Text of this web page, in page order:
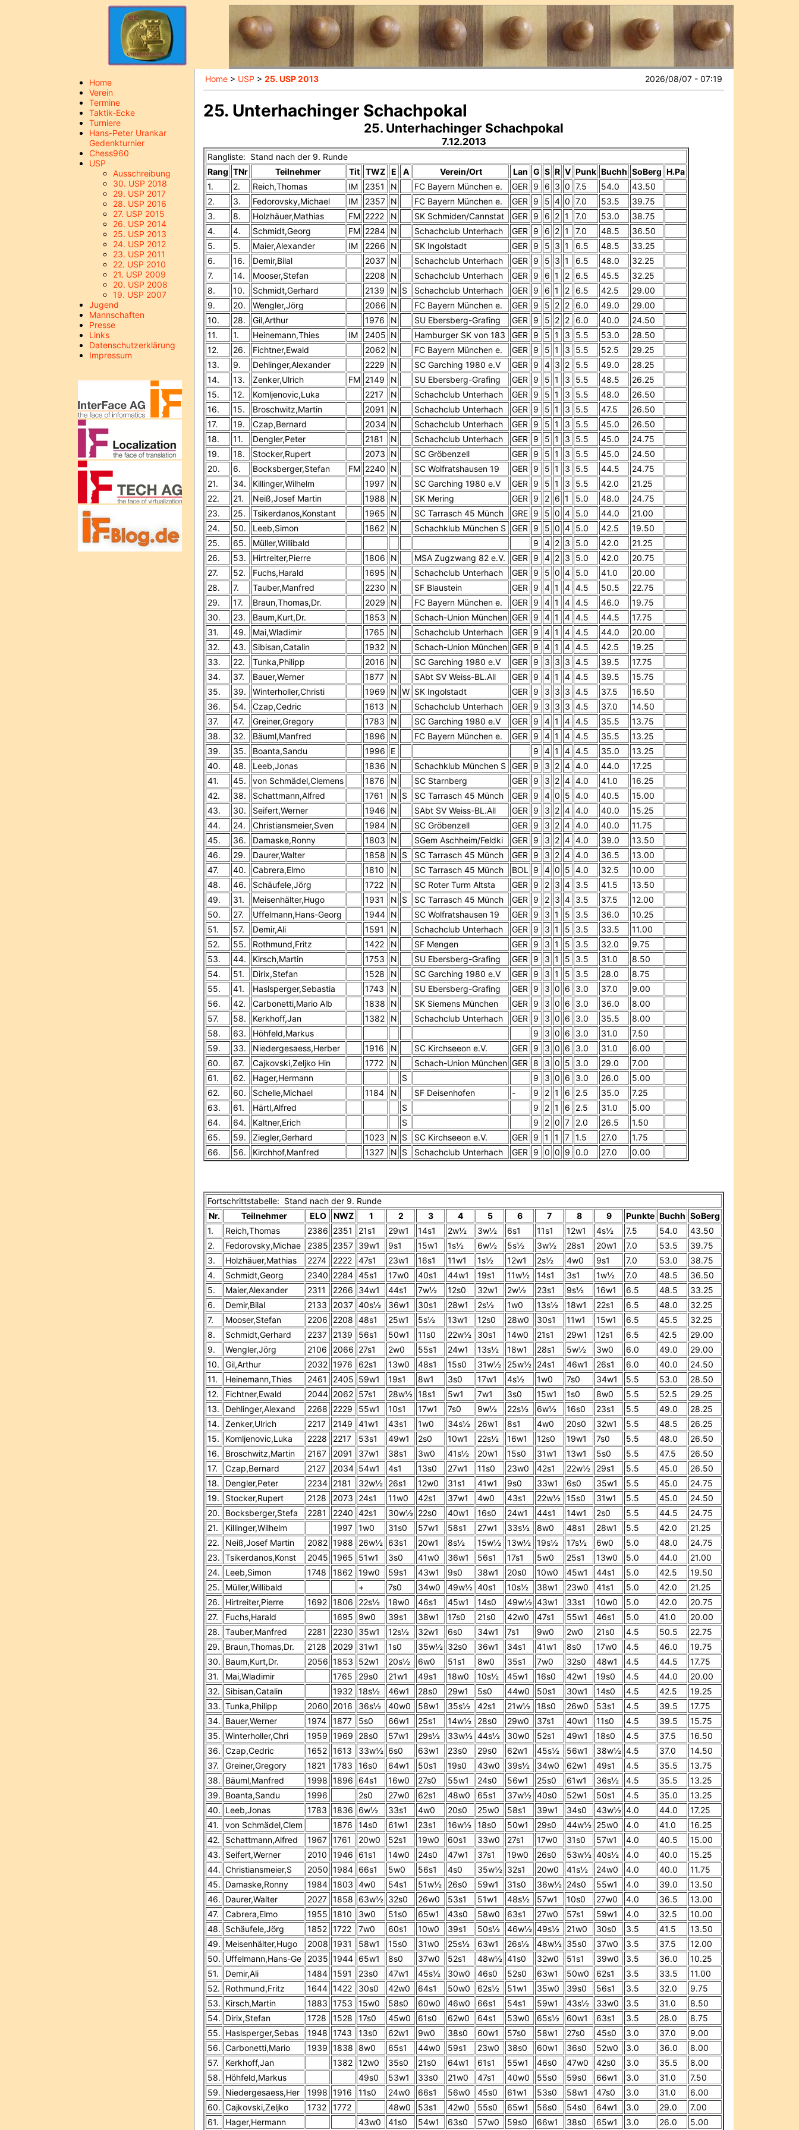
Home
Verein
Termine
Taktik-Ecke
Turniere
Hans-Peter Urankar
Gedenkturnier
Chess960
USP
Ausschreibung
30. USP 2018
29. USP 2017
28. USP 2016
27. USP 2015
26. USP 2014
25. USP 2013
24. USP 2012
23. USP 2011
22. USP 2010
21. USP 2009
20. USP 2008
19. USP 2007
Jugend
Mannschaften
Presse
Links
Datenschutzerklärung
Impressum
Home > USP > 25. USP 2013 2026/08/07 - 07:19
25. Unterhachinger Schachpokal
25. Unterhachinger Schachpokal
7.12.2013
Rangliste: Stand nach der 9. Runde
Rang TNr Teilnehmer Tit TWZ E A Verein/Ort Lan G S R V Punk Buchh SoBerg H.Pa
1.
2. Reich,Thomas IM 2351 N FC Bayern München e. GER 9 6 3 0 7.5 54.0
43.50
2.
3. Fedorovsky,Michael IM 2357 N FC Bayern München e. GER 9 5 4 0 7.0 53.5
39.75
3.
8. Holzhäuer,Mathias FM 2222 N SK Schmiden/Cannstat GER 9 6 2 1 7.0 53.0
38.75
4.
4. Schmidt,Georg FM 2284 N Schachclub Unterhach GER 9 6 2 1 7.0 48.5
36.50
5.
5. Maier,Alexander IM 2266 N SK Ingolstadt GER 9 5 3 1 6.5 48.5
33.25
6.
16. Demir,Bilal 2037 N Schachclub Unterhach GER 9 5 3 1 6.5 48.0
32.25
7.
14. Mooser,Stefan 2208 N Schachclub Unterhach GER 9 6 1 2 6.5 45.5
32.25
8.
10. Schmidt,Gerhard 2139 N S Schachclub Unterhach GER 9 6 1 2 6.5 42.5
29.00
9.
20. Wengler,Jörg 2066 N FC Bayern München e. GER 9 5 2 2 6.0 49.0
29.00
10.
28. Gil,Arthur 1976 N SU Ebersberg-Grafing GER 9 5 2 2 6.0 40.0
24.50
11.
1. Heinemann,Thies IM 2405 N Hamburger SK von 183 GER 9 5 1 3 5.5 53.0
28.50
12.
26. Fichtner,Ewald 2062 N FC Bayern München e. GER 9 5 1 3 5.5 52.5
29.25
13.
9. Dehlinger,Alexander 2229 N SC Garching 1980 e.V GER 9 4 3 2 5.5 49.0
28.25
14.
13. Zenker,Ulrich FM 2149 N SU Ebersberg-Grafing GER 9 5 1 3 5.5 48.5
26.25
15.
12. Komljenovic,Luka 2217 N Schachclub Unterhach GER 9 5 1 3 5.5 48.0
26.50
16.
15. Broschwitz,Martin 2091 N Schachclub Unterhach GER 9 5 1 3 5.5 47.5
26.50
17.
19. Czap,Bernard 2034 N Schachclub Unterhach GER 9 5 1 3 5.5 45.0
26.50
18.
11. Dengler,Peter 2181 N Schachclub Unterhach GER 9 5 1 3 5.5 45.0
24.75
19.
18. Stocker,Rupert 2073 N SC Gröbenzell GER 9 5 1 3 5.5 45.0
24.50
20.
6. Bocksberger,Stefan FM 2240 N SC Wolfratshausen 19 GER 9 5 1 3 5.5 44.5
24.75
21.
34. Killinger,Wilhelm 1997 N SC Garching 1980 e.V GER 9 5 1 3 5.5 42.0
21.25
22.
21. Neiß,Josef Martin 1988 N SK Mering GER 9 2 6 1 5.0 48.0
24.75
23.
25. Tsikerdanos,Konstant 1965 N SC Tarrasch 45 Münch GRE 9 5 0 4 5.0 44.0
21.00
24.
50. Leeb,Simon 1862 N Schachklub München S GER 9 5 0 4 5.0 42.5
19.50
25.
65. Müller,Willibald 9 4 2 3 5.0 42.0
21.25
26.
53. Hirtreiter,Pierre 1806 N MSA Zugzwang 82 e.V. GER 9 4 2 3 5.0 42.0
20.75
27.
52. Fuchs,Harald 1695 N Schachclub Unterhach GER 9 5 0 4 5.0 41.0
20.00
28.
7. Tauber,Manfred 2230 N SF Blaustein GER 9 4 1 4 4.5 50.5
22.75
29.
17. Braun,Thomas,Dr. 2029 N FC Bayern München e. GER 9 4 1 4 4.5 46.0
19.75
30.
23. Baum,Kurt,Dr. 1853 N Schach-Union München GER 9 4 1 4 4.5 44.5
17.75
31.
49. Mai,Wladimir 1765 N Schachclub Unterhach GER 9 4 1 4 4.5 44.0
20.00
32.
43. Sibisan,Catalin 1932 N Schach-Union München GER 9 4 1 4 4.5 42.5
19.25
33.
22. Tunka,Philipp 2016 N SC Garching 1980 e.V GER 9 3 3 3 4.5 39.5
17.75
34.
37. Bauer,Werner 1877 N SAbt SV Weiss-BL.All GER 9 4 1 4 4.5 39.5
15.75
35.
39. Winterholler,Christi 1969 N W SK Ingolstadt GER 9 3 3 3 4.5 37.5
16.50
36.
54. Czap,Cedric 1613 N Schachclub Unterhach GER 9 3 3 3 4.5 37.0
14.50
37.
47. Greiner,Gregory 1783 N SC Garching 1980 e.V GER 9 4 1 4 4.5 35.5
13.75
38.
32. Bäuml,Manfred 1896 N FC Bayern München e. GER 9 4 1 4 4.5 35.5
13.25
39.
35. Boanta,Sandu 1996 E 9 4 1 4 4.5 35.0
13.25
40.
48. Leeb,Jonas 1836 N Schachklub München S GER 9 3 2 4 4.0 44.0
17.25
41.
45. von Schmädel,Clemens 1876 N SC Starnberg GER 9 3 2 4 4.0 41.0
16.25
42.
38. Schattmann,Alfred 1761 N S SC Tarrasch 45 Münch GER 9 4 0 5 4.0 40.5
15.00
43.
30. Seifert,Werner 1946 N SAbt SV Weiss-BL.All GER 9 3 2 4 4.0 40.0
15.25
44.
24. Christiansmeier,Sven 1984 N SC Gröbenzell GER 9 3 2 4 4.0 40.0
11.75
45.
36. Damaske,Ronny 1803 N SGem Aschheim/Feldki GER 9 3 2 4 4.0 39.0
13.50
46.
29. Daurer,Walter 1858 N S SC Tarrasch 45 Münch GER 9 3 2 4 4.0 36.5
13.00
47.
40. Cabrera,Elmo 1810 N SC Tarrasch 45 Münch BOL 9 4 0 5 4.0 32.5
10.00
48.
46. Schäufele,Jörg 1722 N SC Roter Turm Altsta GER 9 2 3 4 3.5 41.5
13.50
49.
31. Meisenhälter,Hugo 1931 N S SC Tarrasch 45 Münch GER 9 2 3 4 3.5 37.5
12.00
50.
27. Uffelmann,Hans-Georg 1944 N SC Wolfratshausen 19 GER 9 3 1 5 3.5 36.0
10.25
51.
57. Demir,Ali 1591 N Schachclub Unterhach GER 9 3 1 5 3.5 33.5
11.00
52.
55. Rothmund,Fritz 1422 N SF Mengen GER 9 3 1 5 3.5 32.0
9.75
53.
44. Kirsch,Martin 1753 N SU Ebersberg-Grafing GER 9 3 1 5 3.5 31.0
8.50
54.
51. Dirix,Stefan 1528 N SC Garching 1980 e.V GER 9 3 1 5 3.5 28.0
8.75
55.
41. Haslsperger,Sebastia 1743 N SU Ebersberg-Grafing GER 9 3 0 6 3.0 37.0
9.00
56.
42. Carbonetti,Mario Alb 1838 N SK Siemens München GER 9 3 0 6 3.0 36.0
8.00
57.
58. Kerkhoff,Jan 1382 N Schachclub Unterhach GER 9 3 0 6 3.0 35.5
8.00
58.
63. Höhfeld,Markus 9 3 0 6 3.0 31.0
7.50
59.
33. Niedergesaess,Herber 1916 N SC Kirchseeon e.V. GER 9 3 0 6 3.0 31.0
6.00
60.
67. Cajkovski,Zeljko Hin 1772 N Schach-Union München GER 8 3 0 5 3.0 29.0
7.00
61.
62. Hager,Hermann S 9 3 0 6 3.0 26.0
5.00
62.
60. Schelle,Michael 1184 N SF Deisenhofen - 9 2 1 6 2.5 35.0
7.25
63.
61. Härtl,Alfred S 9 2 1 6 2.5 31.0
5.00
64.
64. Kaltner,Erich S 9 2 0 7 2.0 26.5
1.50
65.
59. Ziegler,Gerhard 1023 N S SC Kirchseeon e.V. GER 9 1 1 7 1.5 27.0
1.75
66.
56. Kirchhof,Manfred 1327 N S Schachclub Unterhach GER 9 0 0 9 0.0 27.0 0.00
Fortschrittstabelle: Stand nach der 9. Runde
Nr.
Teilnehmer ELO NWZ 1 2 3 4 5 6 7 8 9 Punkte Buchh SoBerg
1.
Reich,Thomas 2386 2351 21s1 29w1 14s1 2w½ 3w½ 6s1 11s1 12w1 4s½ 7.5 54.0
43.50
2.
Fedorovsky,Michae 2385 2357 39w1 9s1 15w1 1s½ 6w½ 5s½ 3w½ 28s1 20w1 7.0 53.5
39.75
3.
Holzhäuer,Mathias 2274 2222 47s1 23w1 16s1 11w1 1s½ 12w1 2s½ 4w0 9s1 7.0 53.0
38.75
4.
Schmidt,Georg 2340 2284 45s1 17w0 40s1 44w1 19s1 11w½ 14s1 3s1 1w½ 7.0 48.5
36.50
5.
Maier,Alexander 2311 2266 34w1 44s1 7w½ 12s0 32w1 2w½ 23s1 9s½ 16w1 6.5 48.5
33.25
6.
Demir,Bilal 2133 2037 40s½ 36w1 30s1 28w1 2s½ 1w0 13s½ 18w1 22s1 6.5 48.0
32.25
7.
Mooser,Stefan 2206 2208 48s1 25w1 5s½ 13w1 12s0 28w0 30s1 11w1 15w1 6.5 45.5
32.25
8.
Schmidt,Gerhard 2237 2139 56s1 50w1 11s0 22w½ 30s1 14w0 21s1 29w1 12s1 6.5 42.5
29.00
9.
Wengler,Jörg 2106 2066 27s1 2w0 55s1 24w1 13s½ 18w1 28s1 5w½ 3w0 6.0 49.0
29.00
10.
Gil,Arthur 2032 1976 62s1 13w0 48s1 15s0 31w½ 25w½ 24s1 46w1 26s1 6.0 40.0
24.50
11.
Heinemann,Thies 2461 2405 59w1 19s1 8w1 3s0 17w1 4s½ 1w0 7s0 34w1 5.5 53.0
28.50
12.
Fichtner,Ewald 2044 2062 57s1 28w½ 18s1 5w1 7w1 3s0 15w1 1s0 8w0 5.5 52.5
29.25
13.
Dehlinger,Alexand 2268 2229 55w1 10s1 17w1 7s0 9w½ 22s½ 6w½ 16s0 23s1 5.5 49.0
28.25
14.
Zenker,Ulrich 2217 2149 41w1 43s1 1w0 34s½ 26w1 8s1 4w0 20s0 32w1 5.5 48.5
26.25
15.
Komljenovic,Luka 2228 2217 53s1 49w1 2s0 10w1 22s½ 16w1 12s0 19w1 7s0 5.5 48.0
26.50
16.
Broschwitz,Martin 2167 2091 37w1 38s1 3w0 41s½ 20w1 15s0 31w1 13w1 5s0 5.5 47.5
26.50
17.
Czap,Bernard 2127 2034 54w1 4s1 13s0 27w1 11s0 23w0 42s1 22w½ 29s1 5.5 45.0
26.50
18.
Dengler,Peter 2234 2181 32w½ 26s1 12w0 31s1 41w1 9s0 33w1 6s0 35w1 5.5 45.0
24.75
19.
Stocker,Rupert 2128 2073 24s1 11w0 42s1 37w1 4w0 43s1 22w½ 15s0 31w1 5.5 45.0
24.50
20.
Bocksberger,Stefa 2281 2240 42s1 30w½ 22s0 40w1 16s0 24w1 44s1 14w1 2s0 5.5 44.5
24.75
21.
Killinger,Wilhelm 1997 1w0 31s0 57w1 58s1 27w1 33s½ 8w0 48s1 28w1 5.5 42.0
21.25
22.
Neiß,Josef Martin 2082 1988 26w½ 63s1 20w1 8s½ 15w½ 13w½ 19s½ 17s½ 6w0 5.0 48.0
24.75
23. Tsikerdanos,Konst 2045 1965 51w1 3s0 41w0 36w1 56s1 17s1 5w0 25s1 13w0 5.0 44.0
21.00
24.
Leeb,Simon 1748 1862 19w0 59s1 43w1 9s0 38w1 20s0 10w0 45w1 44s1 5.0 42.5
19.50
25.
Müller,Willibald + 7s0 34w0 49w½ 40s1 10s½ 38w1 23w0 41s1 5.0 42.0
21.25
26.
Hirtreiter,Pierre 1692 1806 22s½ 18w0 46s1 45w1 14s0 49w½ 43w1 33s1 10w0 5.0 42.0
20.75
27.
Fuchs,Harald 1695 9w0 39s1 38w1 17s0 21s0 42w0 47s1 55w1 46s1 5.0 41.0
20.00
28. Tauber,Manfred 2281 2230 35w1 12s½ 32w1 6s0 34w1 7s1 9w0 2w0 21s0 4.5 50.5
22.75
29.
Braun,Thomas,Dr. 2128 2029 31w1 1s0 35w½ 32s0 36w1 34s1 41w1 8s0 17w0 4.5 46.0
19.75
30. Baum,Kurt,Dr. 2056 1853 52w1 20s½ 6w0 51s1 8w0 35s1 7w0 32s0 48w1 4.5 44.5
17.75
31.
Mai,Wladimir 1765 29s0 21w1 49s1 18w0 10s½ 45w1 16s0 42w1 19s0 4.5 44.0
20.00
32.
Sibisan,Catalin 1932 18s½ 46w1 28s0 29w1 5s0 44w0 50s1 30w1 14s0 4.5 42.5
19.25
33. Tunka,Philipp 2060 2016 36s½ 40w0 58w1 35s½ 42s1 21w½ 18s0 26w0 53s1 4.5 39.5
17.75
34. Bauer,Werner 1974 1877 5s0 66w1 25s1 14w½ 28s0 29w0 37s1 40w1 11s0 4.5 39.5
15.75
35. Winterholler,Chri 1959 1969 28s0 57w1 29s½ 33w½ 44s½ 30w0 52s1 49w1 18s0 4.5 37.5
16.50
36. Czap,Cedric 1652 1613 33w½ 6s0 63w1 23s0 29s0 62w1 45s½ 56w1 38w½ 4.5 37.0
14.50
37.
Greiner,Gregory 1821 1783 16s0 64w1 50s1 19s0 43w0 39s½ 34w0 62w1 49s1 4.5 35.5
13.75
38. Bäuml,Manfred 1998 1896 64s1 16w0 27s0 55w1 24s0 56w1 25s0 61w1 36s½ 4.5 35.5
13.25
39. Boanta,Sandu 1996 2s0 27w0 62s1 48w0 65s1 37w½ 40s0 52w1 50s1 4.5 35.0
13.25
40. Leeb,Jonas 1783 1836 6w½ 33s1 4w0 20s0 25w0 58s1 39w1 34s0 43w½ 4.0 44.0
17.25
41.
von Schmädel,Clem 1876 14s0 61w1 23s1 16w½ 18s0 50w1 29s0 44w½ 25w0 4.0 41.0
16.25
42.
Schattmann,Alfred 1967 1761 20w0 52s1 19w0 60s1 33w0 27s1 17w0 31s0 57w1 4.0 40.5
15.00
43. Seifert,Werner 2010 1946 61s1 14w0 24s0 47w1 37s1 19w0 26s0 53w½ 40s½ 4.0 40.0
15.25
44. Christiansmeier,S 2050 1984 66s1 5w0 56s1 4s0 35w½ 32s1 20w0 41s½ 24w0 4.0 40.0
11.75
45. Damaske,Ronny 1984 1803 4w0 54s1 51w½ 26s0 59w1 31s0 36w½ 24s0 55w1 4.0 39.0
13.50
46. Daurer,Walter 2027 1858 63w½ 32s0 26w0 53s1 51w1 48s½ 57w1 10s0 27w0 4.0 36.5
13.00
47.
Cabrera,Elmo 1955 1810 3w0 51s0 65w1 43s0 58w0 63s1 27w0 57s1 59w1 4.0 32.5
10.00
48. Schäufele,Jörg 1852 1722 7w0 60s1 10w0 39s1 50s½ 46w½ 49s½ 21w0 30s0 3.5 41.5
13.50
49. Meisenhälter,Hugo 2008 1931 58w1 15s0 31w0 25s½ 63w1 26s½ 48w½ 35s0 37w0 3.5 37.5
12.00
50. Uffelmann,Hans-Ge 2035 1944 65w1 8s0 37w0 52s1 48w½ 41s0 32w0 51s1 39w0 3.5 36.0
10.25
51.
Demir,Ali 1484 1591 23s0 47w1 45s½ 30w0 46s0 52s0 63w1 50w0 62s1 3.5 33.5
11.00
52.
Rothmund,Fritz 1644 1422 30s0 42w0 64s1 50w0 62s½ 51w1 35w0 39s0 56s1 3.5 32.0
9.75
53. Kirsch,Martin 1883 1753 15w0 58s0 60w0 46w0 66s1 54s1 59w1 43s½ 33w0 3.5 31.0
8.50
54. Dirix,Stefan 1728 1528 17s0 45w0 61s0 62w0 64s1 53w0 65s½ 60w1 63s1 3.5 28.0
8.75
55. Haslsperger,Sebas 1948 1743 13s0 62w1 9w0 38s0 60w1 57s0 58w1 27s0 45s0 3.0 37.0
9.00
56. Carbonetti,Mario 1939 1838 8w0 65s1 44w0 59s1 23w0 38s0 60w1 36s0 52w0 3.0 36.0
8.00
57.
Kerkhoff,Jan 1382 12w0 35s0 21s0 64w1 61s1 55w1 46s0 47w0 42s0 3.0 35.5
8.00
58. Höhfeld,Markus 49s0 53w1 33s0 21w0 47s1 40w0 55s0 59s0 66w1 3.0 31.0
7.50
59. Niedergesaess,Her 1998 1916 11s0 24w0 66s1 56w0 45s0 61w1 53s0 58w1 47s0 3.0 31.0
6.00
60. Cajkovski,Zeljko 1732 1772 48w0 53s1 42w0 55s0 65w1 56s0 54s0 64w1 3.0 29.0
7.00
61.
Hager,Hermann 43w0 41s0 54w1 63s0 57w0 59s0 66w1 38s0 65w1 3.0 26.0 5.00